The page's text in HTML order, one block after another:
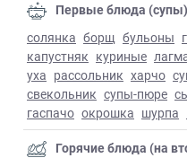
Первые блюда (супы)
солянка борщ бульоны
капустняк куриные
уха рассольник харчо
свекольник супы-пюре
гаспачо окрошка шурпа
Горячие блюда (на